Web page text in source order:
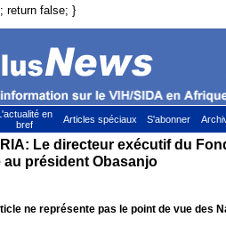
return false; }
L'actualité en
bref
Articles spéciaux S'abonner
Le directeur exécutif du
au président Obasanjo
ne représente pas le point de vue des